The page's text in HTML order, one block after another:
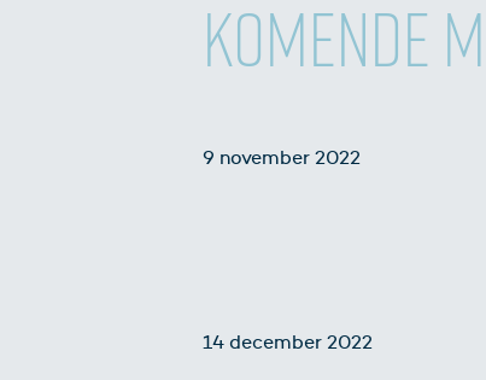
KOMENDE
9 november 2022
14 december 2022